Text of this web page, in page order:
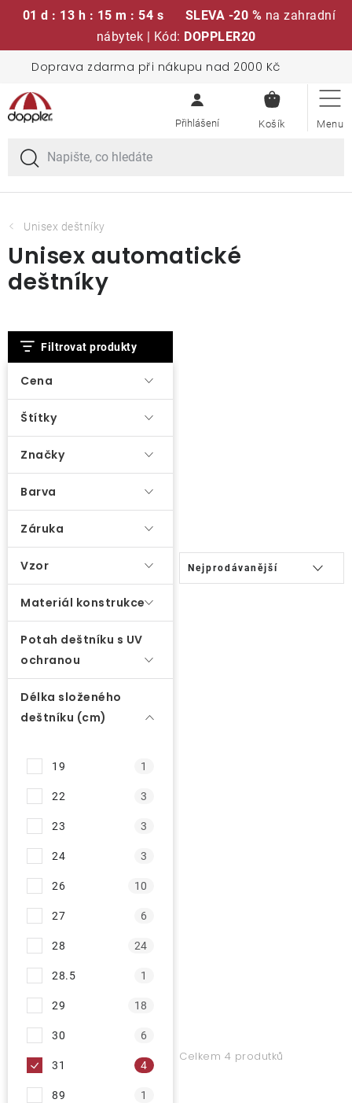
01 d : 13 h : 15 m : 53 s SLEVA -20 % na zahradní
nábytek | Kód: DOPPLER20
obsah
Doprava zdarma při nákupu nad 2000 Kč
KOŠÍK
Sedací soupravy
Slunečníky
Křesla a židle
Stoly
Deštníky
Kolekce
Prodávané značky
Klub výhod
Naše katalogy
Kontakty
Unisex deštníky
Unisex automatické
deštníky
Filtrovat produkty
Cena
Štítky
Značky
Barva
Záruka
Vzor
Materiál konstrukce
Potah deštníku s UV
ochranou
Délka složeného
deštníku (cm)
19 1
22 3
23 3
24 3
26 10
27 6
28 24
28.5 1
29 18
30 6
31 4
89 1
V
ý
i
s
r
d
t
Celkem 4 produtků
Ř
a
Nejprodávanější